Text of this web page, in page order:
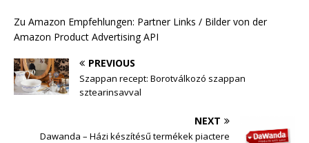
Zu Amazon Empfehlungen: Partner Links / Bilder von der
Amazon Product Advertising API
PREVIOUS
Szappan recept: Borotválkozó szappan
sztearinsavval
NEXT
Dawanda – Házi készítésű termékek piactere